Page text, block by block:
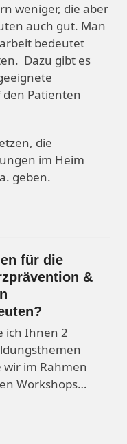
weniger, die aber
auch gut. Man
bedeutet
Dazu gibt es
Patienten
die
im Heim
geben.
für die
&
ich Ihnen 2
im Rahmen
Workshops…